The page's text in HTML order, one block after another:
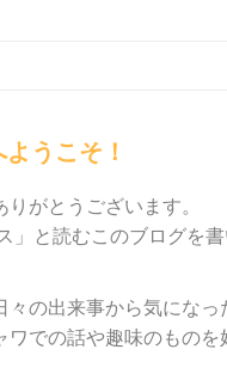
ようこそ！
がとうございます。
」と読むこのブログを
々の出来事から気になっ
ワでの話や趣味のものを